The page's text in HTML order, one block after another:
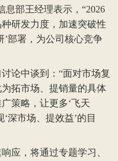
息部王经理表示，“2026
研发力度，加速突破性
’部署，为公司核心竞争
论中谈到：“面对市场复
拓市场、提销量的具体
策略，让更多‘飞天
深市场、提效益’的目
应，将通过专题学习、